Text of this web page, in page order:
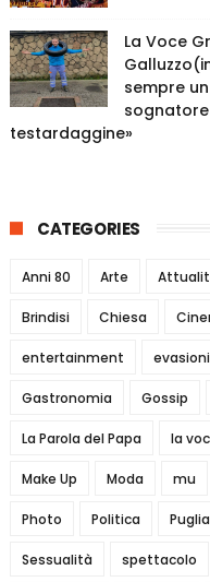
La Voce
sempre
testardaggine»
CATEGORIES
Anni 80 Arte
Brindisi Chiesa
entertainment evasioni
Gastronomia Gossip
La Parola del Papa la
Make Up Moda mu
Photo Politica Puglia
Sessualità spettacolo